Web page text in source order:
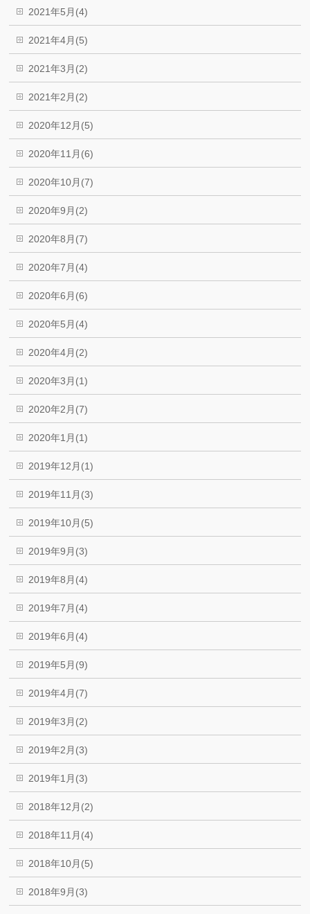
2021年5月(4)
2021年4月(5)
2021年3月(2)
2021年2月(2)
2020年12月(5)
2020年11月(6)
2020年10月(7)
2020年9月(2)
2020年8月(7)
2020年7月(4)
2020年6月(6)
2020年5月(4)
2020年4月(2)
2020年3月(1)
2020年2月(7)
2020年1月(1)
2019年12月(1)
2019年11月(3)
2019年10月(5)
2019年9月(3)
2019年8月(4)
2019年7月(4)
2019年6月(4)
2019年5月(9)
2019年4月(7)
2019年3月(2)
2019年2月(3)
2019年1月(3)
2018年12月(2)
2018年11月(4)
2018年10月(5)
2018年9月(3)